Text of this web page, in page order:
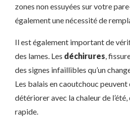
zones non essuyées sur votre
également une nécessité de
Il est également important de
des lames. Les déchirures,
des signes infaillibles qu’un
Les balais en caoutchouc peuvent
détériorer avec la chaleur de l’été,
rapide.